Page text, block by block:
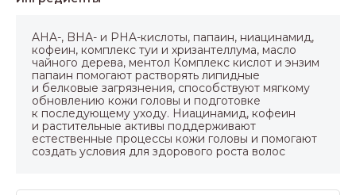
AHA-, BHA- и PHA-кислоты, папаин, ниацинамид,
кофеин, комплекс туи и хризантеллума, масло
чайного дерева, ментол Комплекс кислот и энзим
папаин помогают растворять липидные
и белковые загрязнения, способствуют мягкому
обновлению кожи головы и подготовке
к последующему уходу. Ниацинамид, кофеин
и растительные активы поддерживают
естественные процессы кожи головы и помогают
создать условия для здорового роста волос